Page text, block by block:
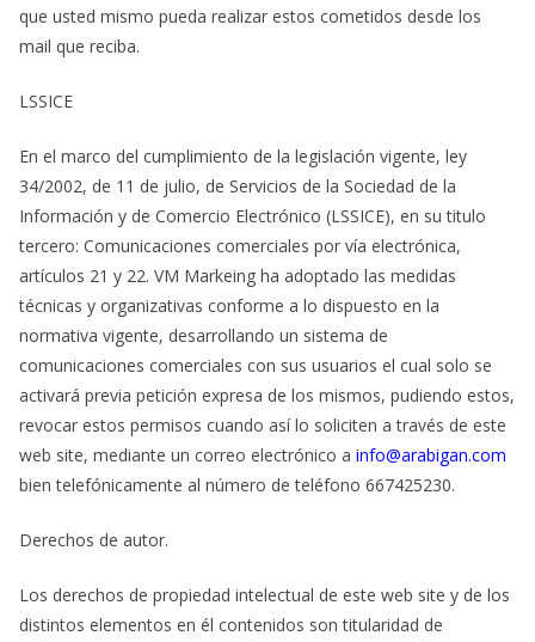
que usted mismo pueda realizar estos cometidos desde los
mail que reciba.
LSSICE
En el marco del cumplimiento de la legislación vigente, ley
34/2002, de 11 de julio, de Servicios de la Sociedad de la
Información y de Comercio Electrónico (LSSICE), en su titulo
tercero: Comunicaciones comerciales por vía electrónica,
artículos 21 y 22. VM Markeing ha adoptado las medidas
técnicas y organizativas conforme a lo dispuesto en la
normativa vigente, desarrollando un sistema de
comunicaciones comerciales con sus usuarios el cual solo se
activará previa petición expresa de los mismos, pudiendo estos,
revocar estos permisos cuando así lo soliciten a través de este
web site, mediante un correo electrónico a info@arabigan.com
bien telefónicamente al número de teléfono 667425230.
Derechos de autor.
Los derechos de propiedad intelectual de este web site y de los
distintos elementos en él contenidos son titularidad de